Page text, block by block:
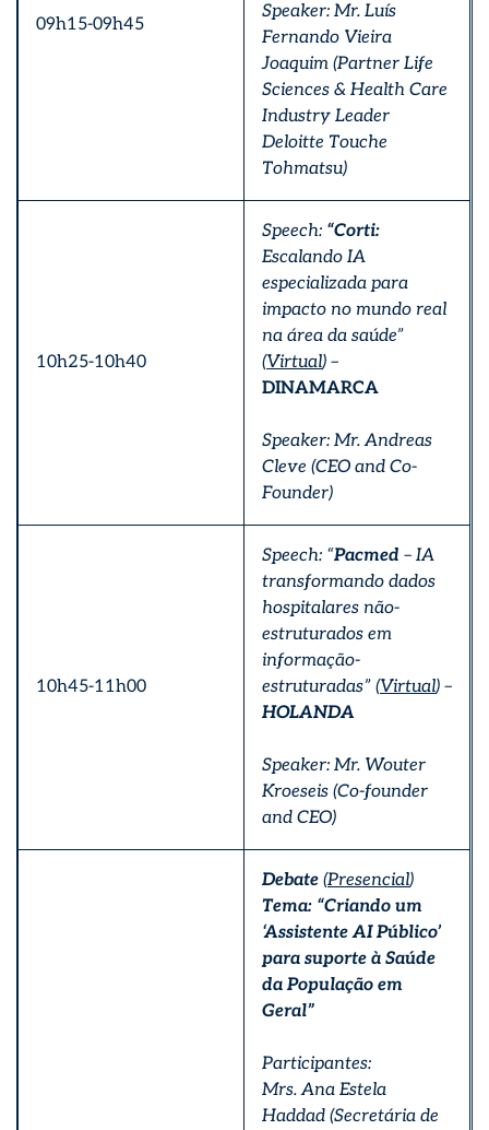
09h15-09h45
Speaker: Mr. Luís
Fernando Vieira
Joaquim (Partner Life
Sciences & Health Care
Industry Leader
Deloitte Touche
Tohmatsu)
10h25-10h40
Speech: “Corti:
Escalando IA
especializada para
impacto no mundo real
na área da saúde”
(Virtual) –
DINAMARCA
Speaker: Mr. Andreas
Cleve (CEO and Co-
Founder)
10h45-11h00
Speech: “Pacmed – IA
transformando dados
hospitalares não-
estruturados em
informação-
estruturadas” (Virtual) –
HOLANDA
Speaker: Mr. Wouter
Kroeseis (Co-founder
and CEO)
Debate (Presencial)
Tema: “Criando um
‘Assistente AI Público’
para suporte à Saúde
da População em
Geral”
Participantes:
Mrs. Ana Estela
Haddad (Secretária de